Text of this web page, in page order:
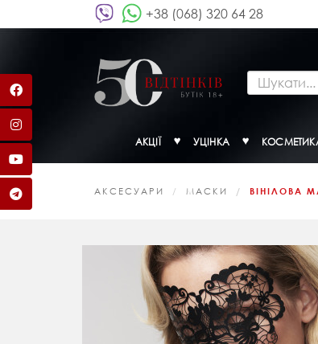
+38 (068) 320 64 28
АКЦІЇ УЦІНКА
АКСЕСУАРИ МАСКИ ВІНІЛОВА